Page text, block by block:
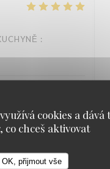
cookies a dává
co chceš aktivovat
OK, přijmout vše
:
gentils
3